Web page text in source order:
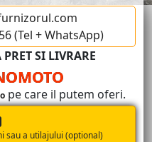
(Tel + WhatsApp)
SI LIVRARE
pe care il putem oferi.
sau a utilajului (optional)